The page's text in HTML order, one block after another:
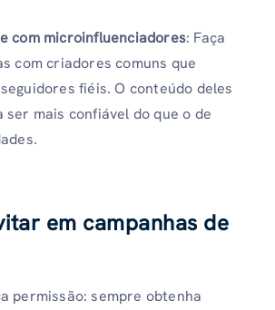
com microinfluenciadores: Faça
com criadores comuns que
fiéis. O conteúdo deles
ser mais confiável do que o de
em campanhas de
permissão: sempre obtenha